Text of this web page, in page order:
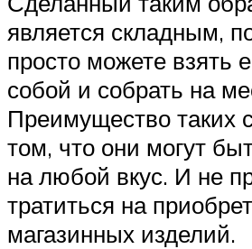
является складным,
просто можете взять
собой и собрать на
Преимущество таких
том, что они могут
на любой вкус. И не
тратиться на
магазинных изделий.